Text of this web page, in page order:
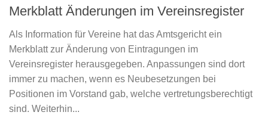
Merkblatt Änderungen im Vereinsregister
Als Information für Vereine hat das Amtsgericht ein
Merkblatt zur Änderung von Eintragungen im
Vereinsregister herausgegeben. Anpassungen sind dort
immer zu machen, wenn es Neubesetzungen bei
Positionen im Vorstand gab, welche vertretungsberechtigt
sind. Weiterhin...